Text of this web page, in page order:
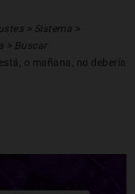
> Sistema >
> Buscar
o mañana, no debería